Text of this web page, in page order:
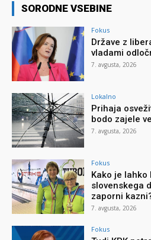
SORODNE VSEBINE
Fokus
Države z
vladami
7. avgusta, 2026
Lokalno
Prihaja
bodo zajele
7. avgusta, 2026
Fokus
Kako je lahko
slovenskega
zaporni
7. avgusta, 2026
Fokus